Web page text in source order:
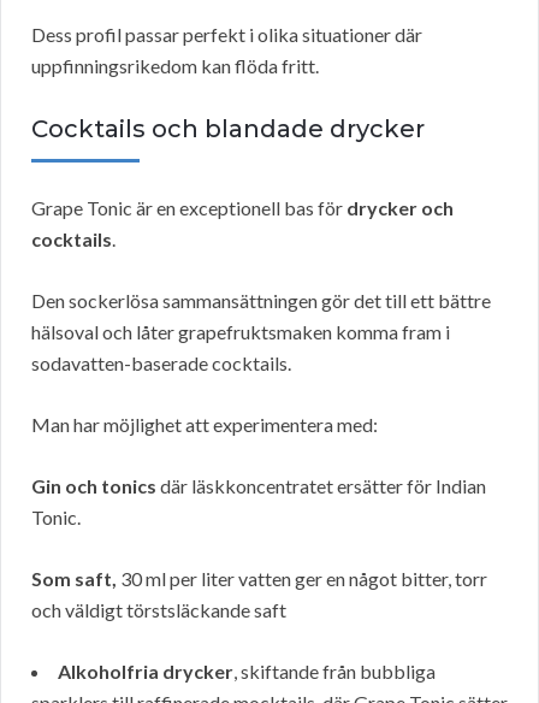
Dess profil passar perfekt i olika situationer där
uppfinningsrikedom kan flöda fritt.
Cocktails och blandade drycker
Grape Tonic är en exceptionell bas för drycker och
cocktails.
Den sockerlösa sammansättningen gör det till ett bättre
hälsoval och låter grapefruktsmaken komma fram i
sodavatten-baserade cocktails.
Man har möjlighet att experimentera med:
Gin och tonics där läskkoncentratet ersätter för Indian
Tonic.
Som saft, 30 ml per liter vatten ger en något bitter, torr
och väldigt törstsläckande saft
Alkoholfria drycker, skiftande från bubbliga